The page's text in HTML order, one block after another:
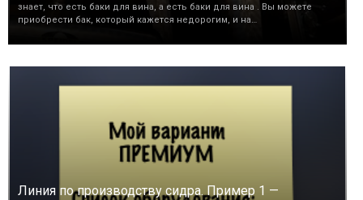
знает, что есть баки для вина, а есть баки для вина . Вы можете
приобрести бак, который кажется недорогим, и на…
Линия по производству сидра. Пример 1 —